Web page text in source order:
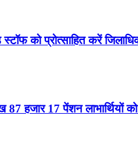
को प्रोत्साहित करें
87 हजार 17 पेंशन लाभार्थियों